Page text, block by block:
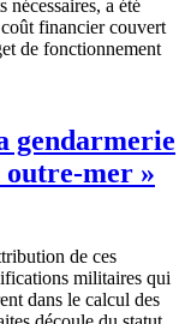
nécessaires, a été
financier couvert
de fonctionnement
gendarmerie
mer »
de ces
militaires qui
dans le calcul des